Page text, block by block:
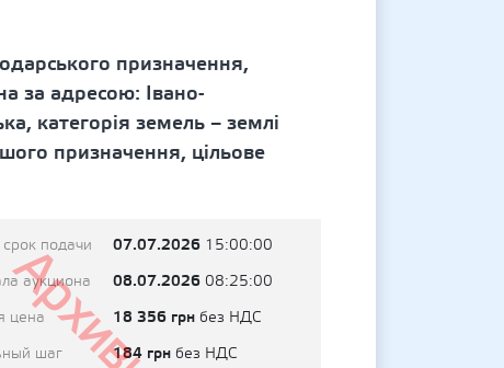
призначення,
за адресою: Івано-
категорія земель – землі
призначення, цільове
подачи 07.07.2026 15:00:00
аукциона
08.07.2026 08:25:00
цена
18 356 грн без НДС
шаг
184 грн без НДС